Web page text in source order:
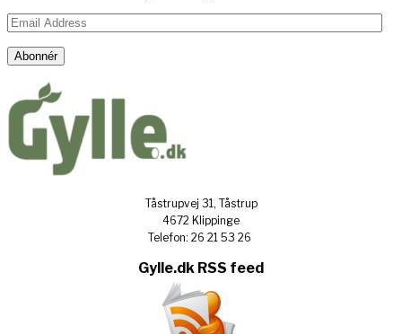
Email
Address
Abonnér
Tåstrupvej 31, Tåstrup
4672 Klippinge
Telefon: 26 21 53 26
Gylle.dk RSS feed